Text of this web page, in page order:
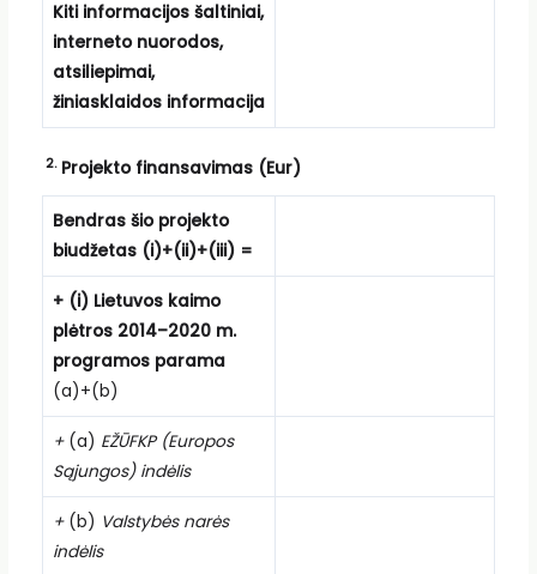
Kiti informacijos šaltiniai,
interneto nuorodos,
atsiliepimai,
žiniasklaidos informacija
2. Projekto finansavimas (Eur)
Bendras šio projekto
biudžetas (i)+(ii)+(iii) =
+ (i) Lietuvos kaimo
plėtros 2014–2020 m.
programos parama
(a)+(b)
+ (a) EŽŪFKP (Europos
Sąjungos) indėlis
+ (b) Valstybės narės
indėlis